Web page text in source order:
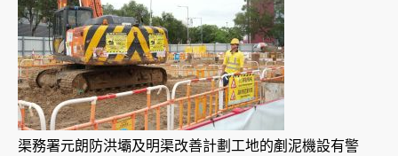
渠務署元朗防洪壩及明渠改善計劃工地的剷泥機設有警